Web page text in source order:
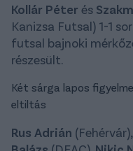
Kollár Péter és
Kanizsa Futsal) 1-1
futsal bajnoki
részesült.
Két sárga lapos
eltiltás
Rus Adrián (Fehérvár),